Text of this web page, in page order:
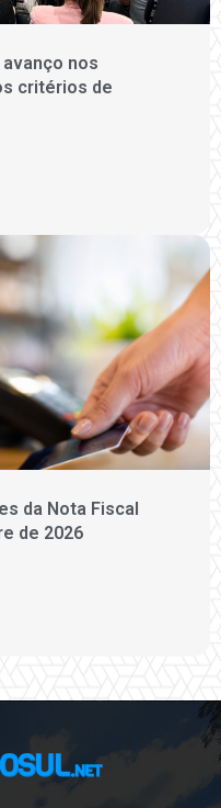
nos
critérios de
da Nota Fiscal
de 2026